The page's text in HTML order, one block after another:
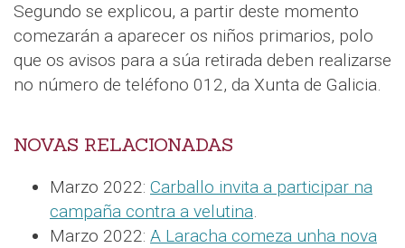
Segundo se explicou, a partir deste momento
comezarán a aparecer os niños primarios, polo
que os avisos para a súa retirada deben realizarse
no número de teléfono 012, da Xunta de Galicia.
NOVAS RELACIONADAS
Marzo 2022: Carballo invita a participar na
campaña contra a velutina.
Marzo 2022: A Laracha comeza unha nova